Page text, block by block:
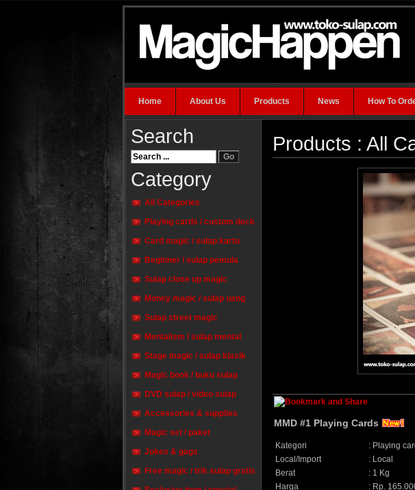
Home About Us Products News How To
Search
Category
All Categories
Playing cards / custom deck
Card magic / sulap kartu
Beginner / sulap pemula
Sulap close up magic
Money magic / sulap uang
Sulap street magic
Mentalism / sulap mental
Stage magic / sulap klasik
Magic book / buku sulap
DVD sulap / video sulap
Accessories & supplies
Magic set / paket
Jokes & gags
Free magic / trik sulap gratis
Products : All
MMD #1 Playing Cards
Kategori : Playing
Local/Import
: Local
Berat
: 1 Kg
Harga
: Rp.